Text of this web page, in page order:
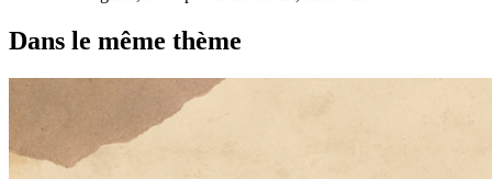
Dans le même thème